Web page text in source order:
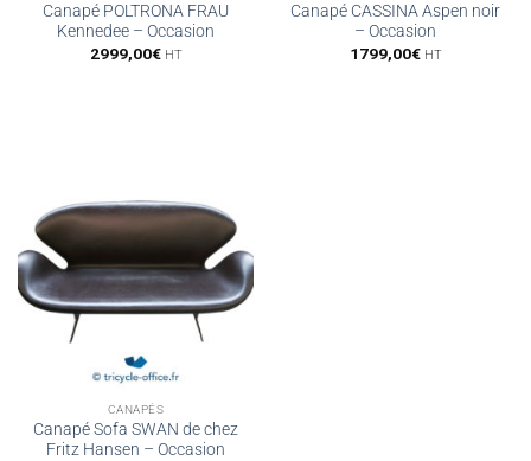
Canapé POLTRONA FRAU
Kennedee – Occasion
2999,00€ HT
Canapé CASSINA Aspen noir
– Occasion
1799,00€ HT
CANAPÉS
Canapé Sofa SWAN de chez
Fritz Hansen – Occasion